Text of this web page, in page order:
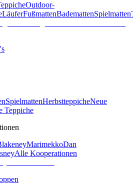
Outdoor-
LäuferFußmattenBademattenSpielmatten
SpielmattenHerbstteppicheNeue
Teppiche
MarimekkoDan
Alle Kooperationen